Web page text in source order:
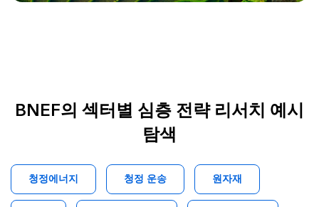
BNEF의 섹터별 심층 전략 리서치 예시
탐색
청정에너지 청정 운송 원자재